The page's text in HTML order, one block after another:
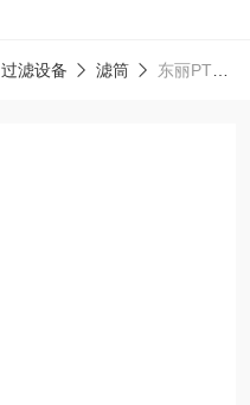
过滤设备 滤筒 东丽PTFE覆膜除尘滤筒350*660